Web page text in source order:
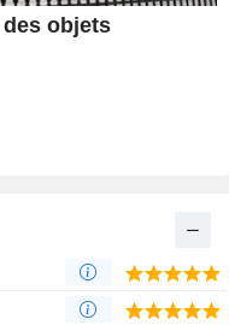
objets